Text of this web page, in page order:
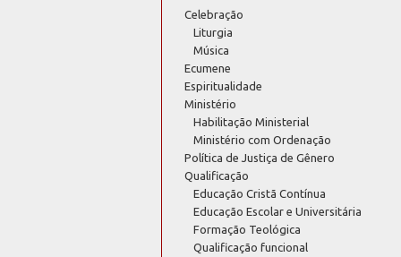
Celebração
Liturgia
Música
Ecumene
Espiritualidade
Ministério
Habilitação Ministerial
Ministério com Ordenação
Política de Justiça de Gênero
Qualificação
Educação Cristã Contínua
Educação Escolar e Universitária
Formação Teológica
Qualificação funcional